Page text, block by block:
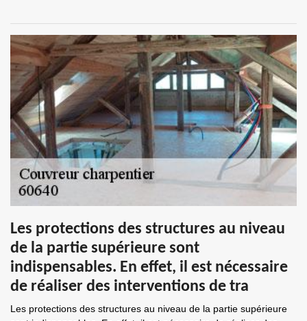
Les protections des structures au niveau
de la partie supérieure sont
indispensables. En effet, il est nécessaire
de réaliser des interventions de tra
Les protections des structures au niveau de la partie supérieure